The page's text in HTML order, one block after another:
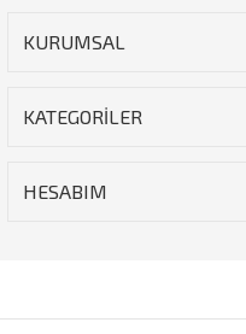
KURUMSAL
KATEGORİLER
HESABIM